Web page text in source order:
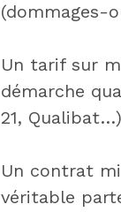
(dommages-
Un tarif sur
démarche
21,
Un contrat
véritable